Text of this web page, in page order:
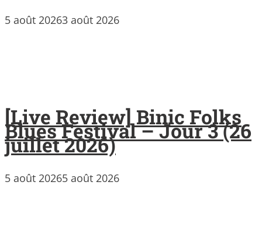
5 août 20263 août 2026
[Live Review] Binic Folks
Blues Festival – Jour 3 (26
juillet 2026)
5 août 20265 août 2026